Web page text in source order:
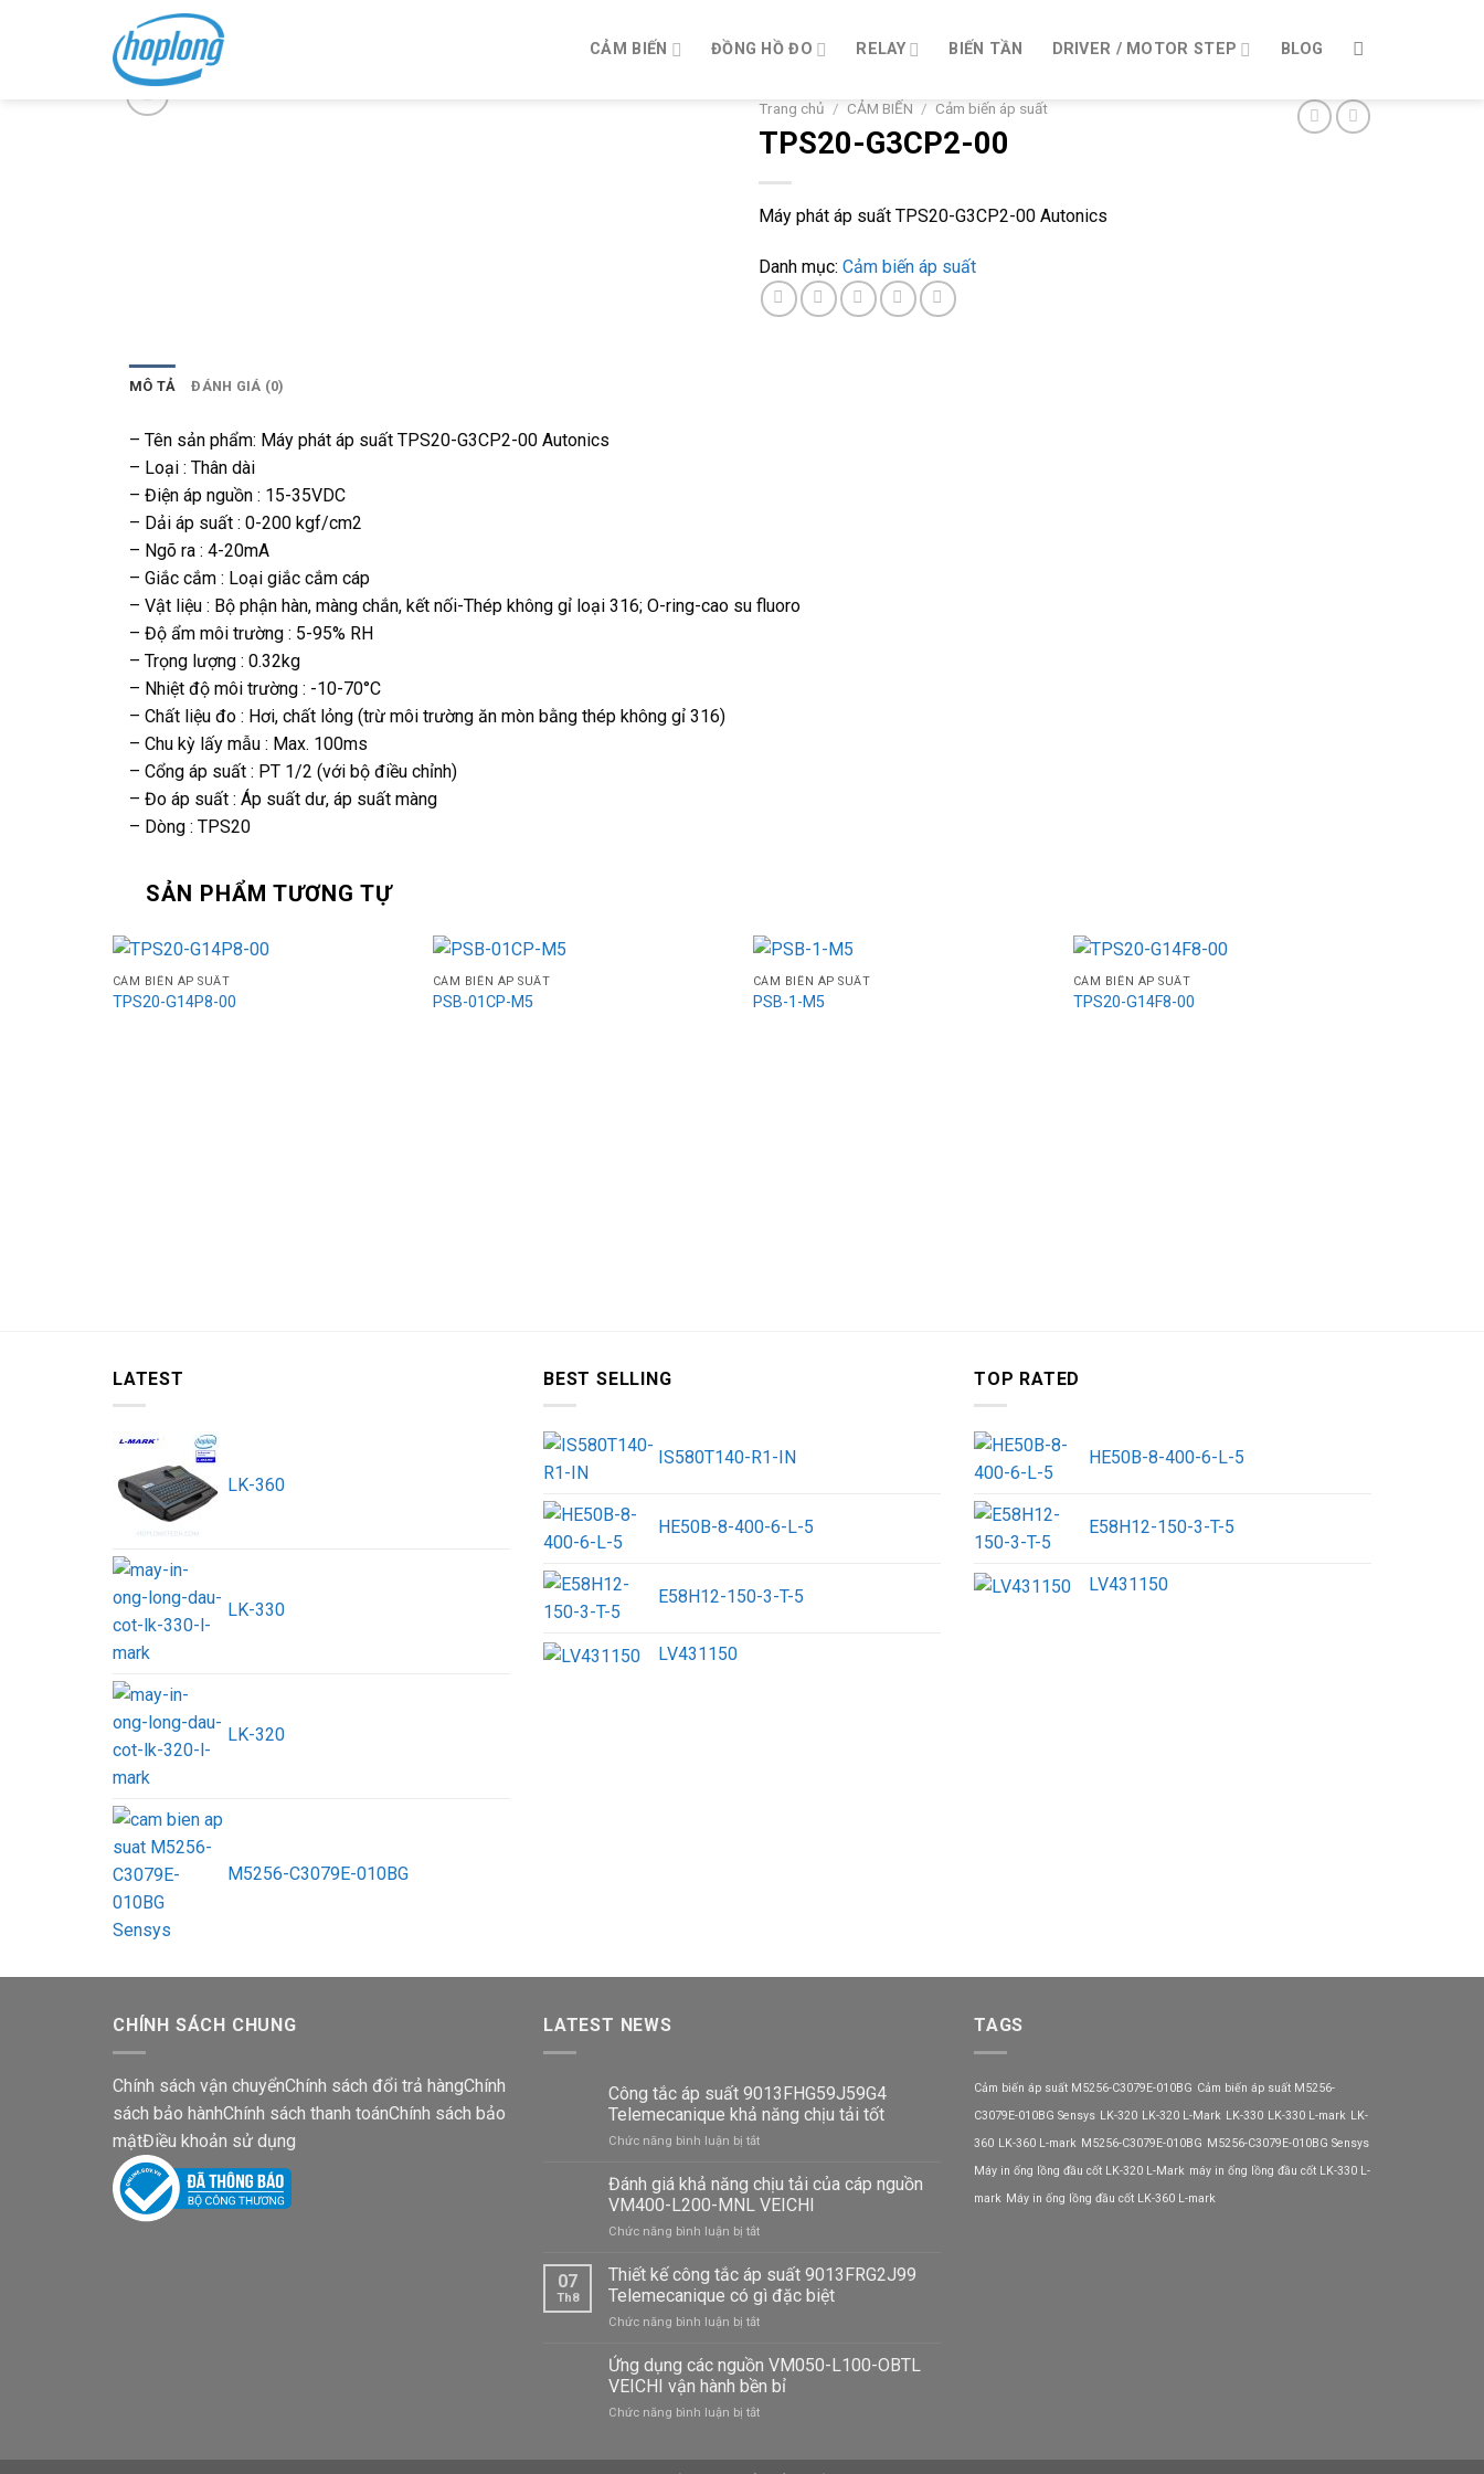
CẢM BIẾN ĐỒNG HỒ ĐO RELAY BIẾN TẦN DRIVER / MOTOR STEP BLOG
Trang chủ / CẢM BIẾN / Cảm biến áp suất
TPS20-G3CP2-00
Máy phát áp suất TPS20-G3CP2-00 Autonics
Danh mục: Cảm biến áp suất
MÔ TẢ ĐÁNH GIÁ (0)
– Tên sản phẩm: Máy phát áp suất TPS20-G3CP2-00 Autonics
– Loại : Thân dài
– Điện áp nguồn : 15-35VDC
– Dải áp suất : 0-200 kgf/cm2
– Ngõ ra : 4-20mA
– Giắc cắm : Loại giắc cắm cáp
– Vật liệu : Bộ phận hàn, màng chắn, kết nối-Thép không gỉ loại 316; O-ring-cao su fluoro
– Độ ẩm môi trường : 5-95% RH
– Trọng lượng : 0.32kg
– Nhiệt độ môi trường : -10-70°C
– Chất liệu đo : Hơi, chất lỏng (trừ môi trường ăn mòn bằng thép không gỉ 316)
– Chu kỳ lấy mẫu : Max. 100ms
– Cổng áp suất : PT 1/2 (với bộ điều chỉnh)
– Đo áp suất : Áp suất dư, áp suất màng
– Dòng : TPS20
SẢN PHẨM TƯƠNG TỰ
CẢM BIẾN ÁP SUẤT
TPS20-G14P8-00
CẢM BIẾN ÁP SUẤT
PSB-01CP-M5
CẢM BIẾN ÁP SUẤT
PSB-1-M5
CẢM BIẾN ÁP SUẤT
TPS20-G14F8-00
LATEST
LK-360
LK-330
LK-320
M5256-C3079E-010BG
BEST SELLING
IS580T140-R1-IN
HE50B-8-400-6-L-5
E58H12-150-3-T-5
LV431150
TOP RATED
HE50B-8-400-6-L-5
E58H12-150-3-T-5
LV431150
CHÍNH SÁCH CHUNG
Chính sách vận chuyểnChính sách đổi trả hàngChính
sách bảo hànhChính sách thanh toánChính sách bảo
mậtĐiều khoản sử dụng
LATEST NEWS
Công tắc áp suất 9013FHG59J59G4
Telemecanique khả năng chịu tải tốt
Chức năng bình luận bị tắtở
tắc
áp
suất
9013FHG59J59G4
khả
năng
chịu
tải
Đánh giá khả năng chịu tải của cáp nguồn
VM400-L200-MNL VEICHI
Chức năng bình luận bị tắtở
giá
khả
năng
chịu
của
cáp
VM400-
07
Th8
Thiết kế công tắc áp suất 9013FRG2J99
Telemecanique có gì đặc biệt
Chức năng bình luận bị tắtở
kế
công
tắc
áp
Telemecanique
Ứng dụng các nguồn VM050-L100-OBTL
VEICHI vận hành bền bỉ
Chức năng bình luận bị tắtở
TAGS
Cảm biến áp suất M5256-C3079E-010BG Cảm biến áp suất M5256-
C3079E-010BG Sensys LK-320 LK-320 L-Mark LK-330 LK-330 L-mark LK-
360 LK-360 L-mark M5256-C3079E-010BG M5256-C3079E-010BG Sensys
Máy in ống lồng đầu cốt LK-320 L-Mark máy in ống lồng đầu cốt LK-330 L-
mark Máy in ống lồng đầu cốt LK-360 L-mark